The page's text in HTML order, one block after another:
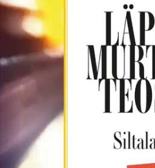
Hauskaa proosaa Pitääkö olla
käsikirjoittajalta Läpimurtoteos on
jotka asettuvat Markus Kajon ja
Teoksen aiheina ovat muun muassa
pelaaminen kerran kesässä,
se, miltä tuntuu kun tarjoilija kävelee
pöytään. Teksti on raikasta kuin kokis
samalla suomalaisista jotain erittäin
yhden kirjan, lue tämä. Jos luet
Ominaisuudet